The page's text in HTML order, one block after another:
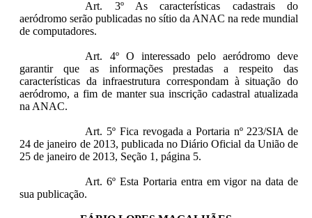
Art. 3º As características cadastrais do
aeródromo serão publicadas no sítio da ANAC na rede mundial
de computadores.
Art. 4º O interessado pelo aeródromo deve
garantir que as informações prestadas a respeito das
características da infraestrutura correspondam à situação do
aeródromo, a fim de manter sua inscrição cadastral atualizada
na ANAC.
Art. 5º Fica revogada a Portaria nº 223/SIA de
24 de janeiro de 2013, publicada no Diário Oficial da União de
25 de janeiro de 2013, Seção 1, página 5.
Art. 6º Esta Portaria entra em vigor na data de
sua publicação.